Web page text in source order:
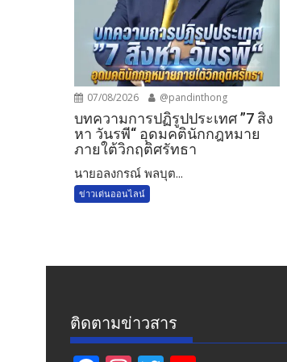
07/08/2026 @pandinthong
บทความการปฏิรูปประเทศ ”7 สิง
หา วันรพี“ อุดมคตินักกฎหมาย
ภายใต้วิกฤติศรัทธา
นายอลงกรณ์ พลบุต...
ข่าวเด่นออนไลน์
ติดตามข่าวสาร